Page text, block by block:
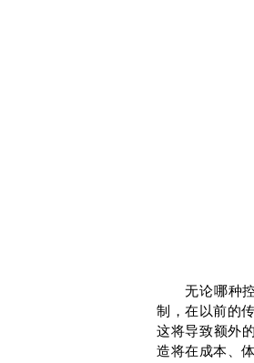
无论哪种
制，在以前的
这将导致额外
造将在成本、